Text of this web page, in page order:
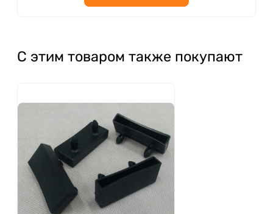
С этим товаром также покупают